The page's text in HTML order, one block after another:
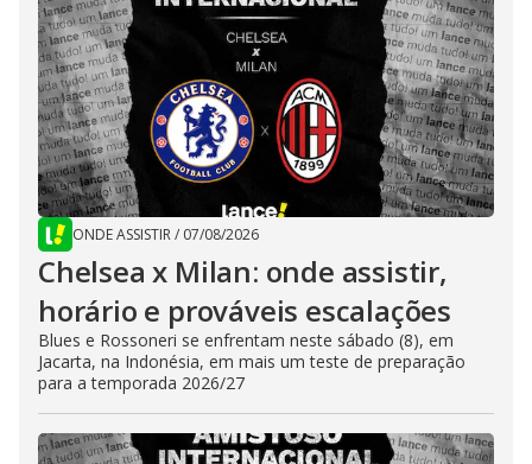
ONDE ASSISTIR/ 07/08/2026
Chelsea x Milan: onde assistir,
horário e prováveis escalações
Blues e Rossoneri se enfrentam neste sábado (8), em
Jacarta, na Indonésia, em mais um teste de preparação
para a temporada 2026/27